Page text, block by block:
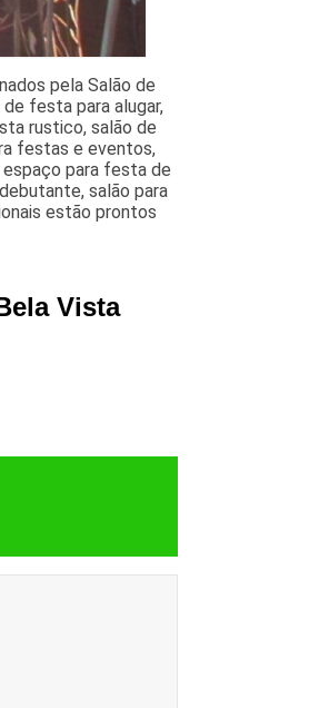
pela Salão de
festa para alugar,
rustico, salão de
festas e eventos,
para festa de
salão para
estão prontos
Vista